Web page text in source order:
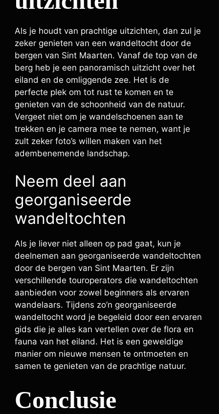
Als je houdt van prachtige uitzichten, dan zul je
zeker genieten van een wandeltocht door de
bergen van Sint Maarten. Vanaf de top van de
berg heb je een panoramisch uitzicht over het
eiland en de omliggende zee. Het is de
perfecte plek om tot rust te komen en te
genieten van de schoonheid van de natuur.
Vergeet niet om je wandelschoenen aan te
trekken en je camera mee te nemen, want je
zult zeker foto’s willen maken van het
adembenemende landschap.
Neem deel aan
georganiseerde
wandeltochten
Als je liever niet alleen op pad gaat, kun je
deelnemen aan georganiseerde wandeltochten
door de bergen van Sint Maarten. Er zijn
verschillende touroperators die wandeltochten
aanbieden voor zowel beginners als ervaren
wandelaars. Tijdens zo’n georganiseerde
wandeltocht word je begeleid door een ervaren
gids die je alles kan vertellen over de flora en
fauna van het eiland. Het is een geweldige
manier om nieuwe mensen te ontmoeten en
samen te genieten van de prachtige natuur.
Conclusie